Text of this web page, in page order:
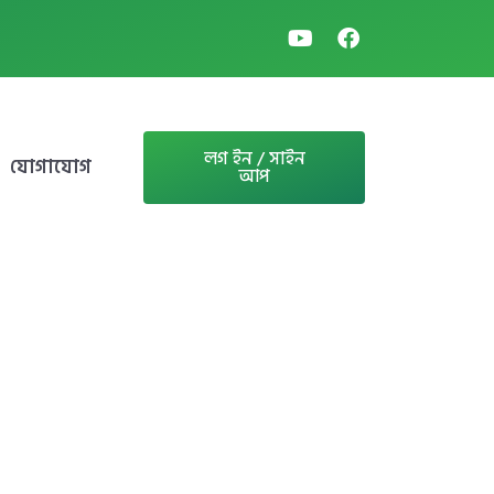
যোগাযোগ লগ ইন / সাইন
আপ